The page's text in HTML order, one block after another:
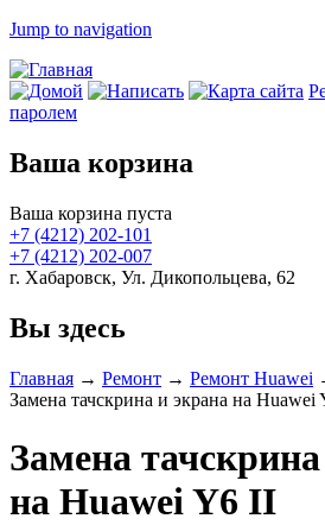
Jump to navigation
паролем
Ваша корзина
Ваша корзина пуста
+7 (4212) 202-101
+7 (4212) 202-007
г. Хабаровск, Ул. Дикопольцева, 62
Вы здесь
Главная → Ремонт → Ремонт Huawei
Замена тачскрина и экрана на Huawei
Замена
на Huawei Y6 II